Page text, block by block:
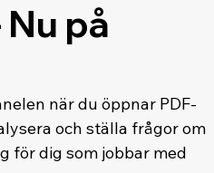
på
när du öppnar PDF-
och ställa frågor om
för dig som jobbar med